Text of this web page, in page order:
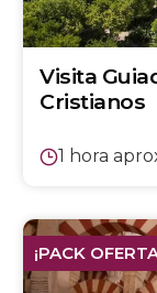
Visita
Cristianos
1 hora
¡PACK